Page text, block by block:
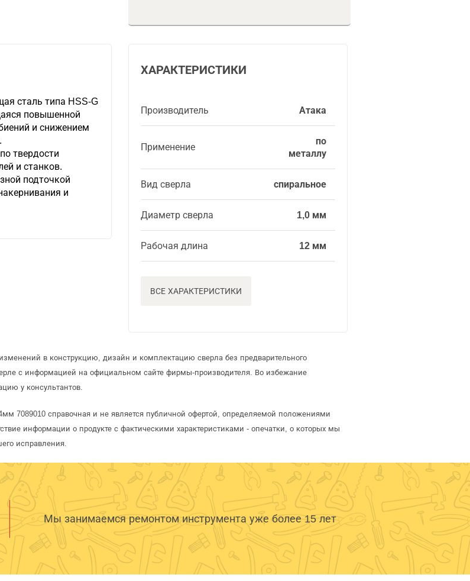
ХАРАКТЕРИСТИКИ
Производитель Атака
Применение
по
металлу
Вид сверла спиральное
Диаметр сверла 1,0 мм
Рабочая длина 12 мм
ВСЕ ХАРАКТЕРИСТИКИ
сталь типа HSS-G
повышенной
и снижением
твердости
и станков.
подточкой
и
в конструкцию, дизайн и комплектацию сверла без предварительного
с информацией на официальном сайте фирмы-производителя. Во избежание
у консультантов.
7089010 справочная и не является публичной офертой, определяемой положениями
информации о продукте с фактическими характеристиками - опечатки, о которых мы
исправления.
Мы занимаемся ремонтом инструмента уже более 15 лет